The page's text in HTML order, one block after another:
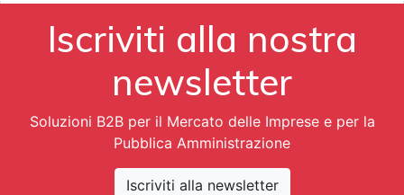
Iscriviti alla nostra
newsletter
Soluzioni B2B per il Mercato delle Imprese e per la
Pubblica Amministrazione
Iscriviti alla newsletter